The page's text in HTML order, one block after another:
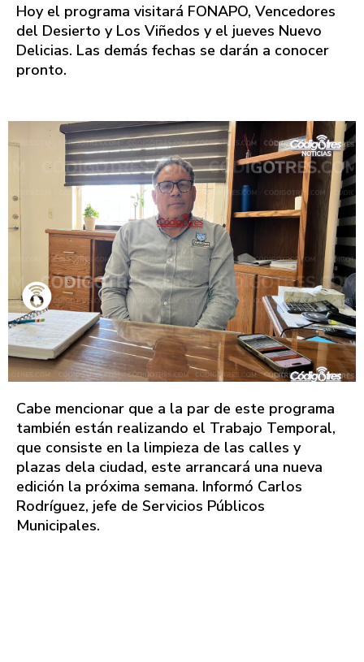
Hoy el programa visitará FONAPO, Vencedores
del Desierto y Los Viñedos y el jueves Nuevo
Delicias. Las demás fechas se darán a conocer
pronto.
Cabe mencionar que a la par de este programa
también están realizando el Trabajo Temporal,
que consiste en la limpieza de las calles y
plazas dela ciudad, este arrancará una nueva
edición la próxima semana. Informó Carlos
Rodríguez, jefe de Servicios Públicos
Municipales.